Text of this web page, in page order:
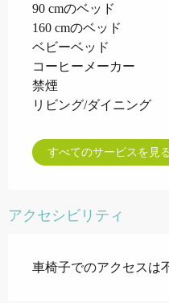
90 cmのベッド
160 cmのベッド
ベビーベッド
コーヒーメーカー
禁煙
リビング/ダイニング
すべてのサービスを見る
アクセシビリティ
車椅子でのアクセスは